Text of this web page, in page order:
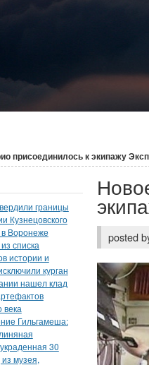
присоединилось к экипажу
posted
границы
Кузнецовского
Воронеже
списка
истории и
курган
нашел клад
века
Гильгамеша:
30
музея,